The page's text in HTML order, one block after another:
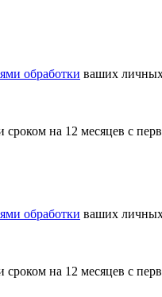
обработки ваших
сроком на 12 месяцев с
обработки ваших
сроком на 12 месяцев с